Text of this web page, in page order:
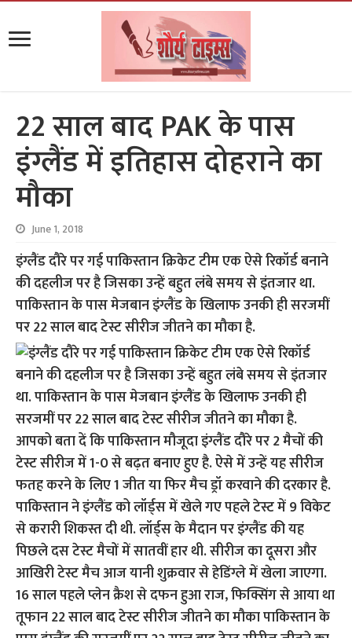
22 साल बाद PAK के पास
इंग्लैंड में इतिहास दोहराने का
मौका
June 1, 2018
इंग्लैंड दौरे पर गई पाकिस्तान क्रिकेट टीम एक ऐसे रिकॉर्ड बनाने
की दहलीज पर है जिसका उन्हें बहुत लंबे समय से इंतजार था.
पाकिस्तान के पास मेजबान इंग्लैंड के खिलाफ उनकी ही सरजमीं
पर 22 साल बाद टेस्ट सीरीज जीतने का मौका है.